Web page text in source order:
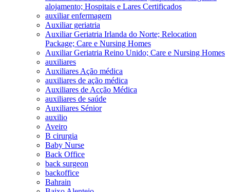
alojamento; Hospitais e Lares Certificados
auxiliar enfermagem
Auxiliar geriatria
Auxiliar Geriatria Irlanda do Norte; Relocation
Package; Care e Nursing Homes
Auxiliar Geriatria Reino Unido; Care e Nursing Homes
auxiliares
Auxiliares Ação médica
auxiliares de ação médica
Auxiliares de Acção Médica
auxiliares de saúde
Auxiliares Sénior
auxilio
Aveiro
B cirurgia
Baby Nurse
Back Office
back surgeon
backoffice
Bahrain